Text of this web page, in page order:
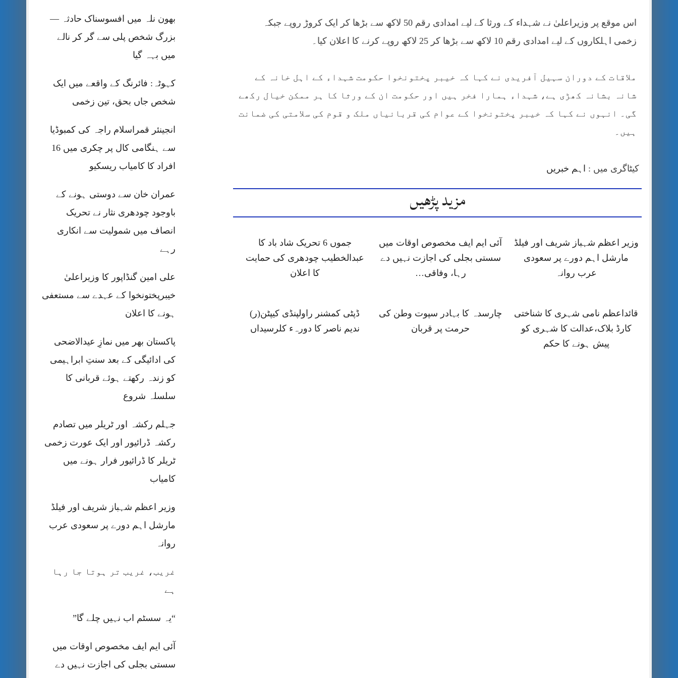
بھون نلہ میں افسوسناک حادثہ —
بزرگ شخص پلی سے گر کر نالے
میں بہہ گیا
کہوٹہ: فائرنگ کے واقعے میں ایک
شخص جاں بحق، تین زخمی
انجینئر قمراسلام راجہ کی کمبوڈیا
سے ہنگامی کال پر چکری میں 16
افراد کا کامیاب ریسکیو
عمران خان سے دوستی ہونے کے
باوجود چودھری نثار نے تحریک
انصاف میں شمولیت سے انکاری
رہے
علی امین گنڈاپور کا وزیراعلیٰ
خیبرپختونخوا کے عہدے سے مستعفی
ہونے کا اعلان
پاکستان بھر میں نمازِ عیدالاضحی
کی ادائیگی کے بعد سنتِ ابراہیمی
کو زندہ رکھتے ہوئے قربانی کا
سلسلہ شروع
جہلم رکشہ اور ٹریلر میں تصادم
رکشہ ڈرائیور اور ایک عورت زخمی
ٹریلر کا ڈرائیور فرار ہونے میں
کامیاب
وزیر اعظم شہباز شریف اور فیلڈ
مارشل اہم دورے پر سعودی عرب
روانہ
غریب، غریب تر ہوتا جا رہا
ہے
“یہ سسٹم اب نہیں چلے گا”
آئی ایم ایف مخصوص اوقات میں
سستی بجلی کی اجازت نہیں دے
اس موقع پر وزیراعلیٰ نے شہداء کے ورثا کے لیے امدادی رقم 50 لاکھ سے بڑھا کر ایک کروڑ روپے جبکہ
زخمی اہلکاروں کے لیے امدادی رقم 10 لاکھ سے بڑھا کر 25 لاکھ روپے کرنے کا اعلان کیا۔
ملاقات کے دوران سہیل آفریدی نے کہا کہ خیبر پختونخوا حکومت شہداء کے اہل خانہ کے
شانہ بشانہ کھڑی ہے، شہداء ہمارا فخر ہیں اور حکومت ان کے ورثا کا ہر ممکن خیال رکھے
گی۔ انہوں نے کہا کہ خیبر پختونخوا کے عوام کی قربانیاں ملک و قوم کی سلامتی کی ضمانت
ہیں۔
کیٹاگری میں : اہم خبریں
مزید پڑھیں
وزیر اعظم شہباز شریف اور فیلڈ
مارشل اہم دورے پر سعودی
عرب روانہ
آئی ایم ایف مخصوص اوقات میں
سستی بجلی کی اجازت نہیں دے
رہا، وفاقی…
جموں 6 تحریک شاد باد کا
عبدالخطیب چودھری کی حمایت
کا اعلان
قائداعظم نامی شہری کا شناختی
کارڈ بلاک،عدالت کا شہری کو
پیش ہونے کا حکم
چارسدہ کا بہادر سپوت وطن کی
حرمت پر قربان
ڈپٹی کمشنر راولپنڈی کیپٹن(ر)
ندیم ناصر کا دورہء کلرسیداں